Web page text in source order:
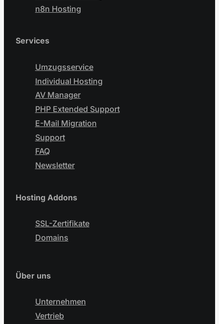
n8n Hosting
Services
Umzugsservice
Individual Hosting
AV Manager
PHP Extended Support
E-Mail Migration
Support
FAQ
Newsletter
Hosting Addons
SSL-Zertifikate
Domains
Über uns
Unternehmen
Vertrieb